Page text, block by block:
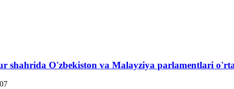
shahrida O'zbekiston va Malayziya parlamentlari